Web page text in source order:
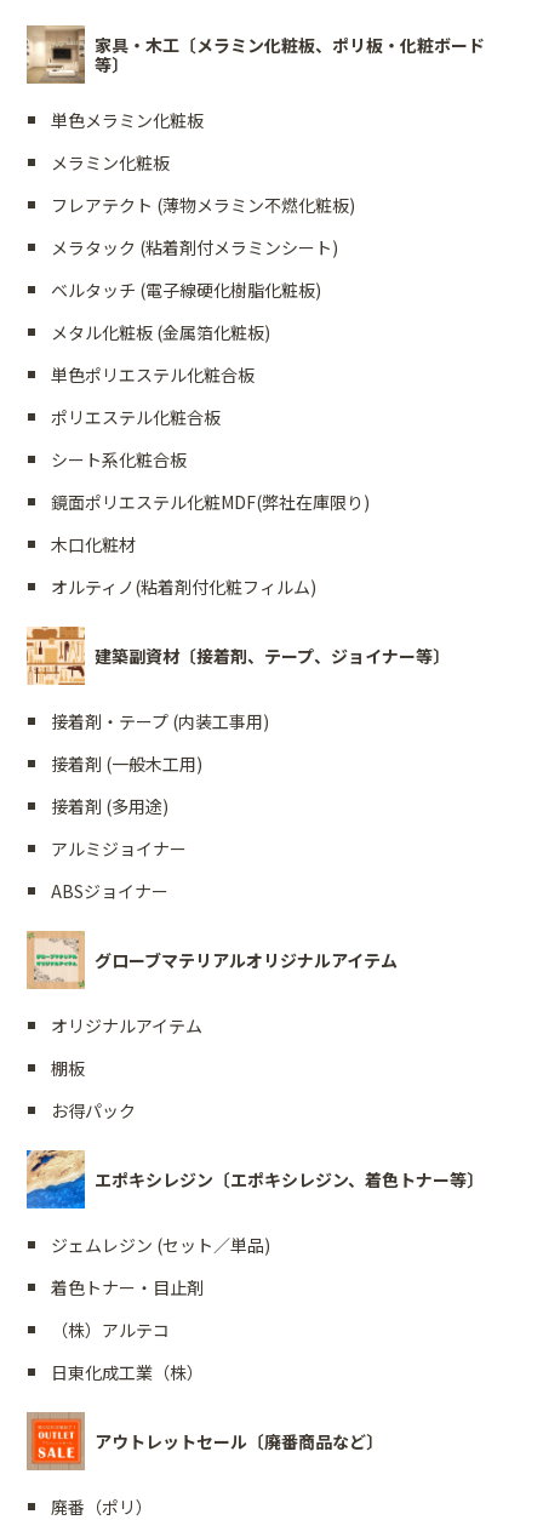
家具・木工〔メラミン化粧板、ポリ板・化粧ボード
等〕
単色メラミン化粧板
メラミン化粧板
フレアテクト (薄物メラミン不燃化粧板)
メラタック (粘着剤付メラミンシート)
ベルタッチ (電子線硬化樹脂化粧板)
メタル化粧板 (金属箔化粧板)
単色ポリエステル化粧合板
ポリエステル化粧合板
シート系化粧合板
鏡面ポリエステル化粧MDF(弊社在庫限り)
木口化粧材
オルティノ(粘着剤付化粧フィルム)
建築副資材〔接着剤、テープ、ジョイナー等〕
接着剤・テープ (内装工事用)
接着剤 (一般木工用)
接着剤 (多用途)
アルミジョイナー
ABSジョイナー
グローブマテリアルオリジナルアイテム
オリジナルアイテム
棚板
お得パック
エポキシレジン〔エポキシレジン、着色トナー等〕
ジェムレジン (セット／単品)
着色トナー・目止剤
（株）アルテコ
日東化成工業（株）
アウトレットセール〔廃番商品など〕
廃番（ポリ）